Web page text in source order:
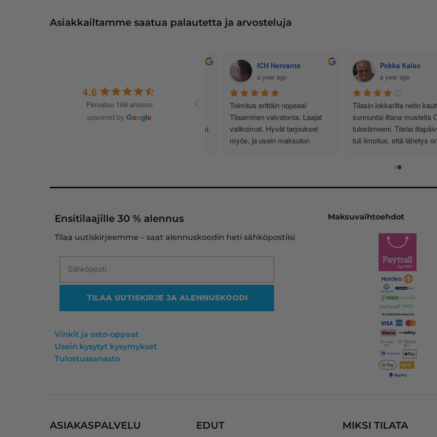
Asiakkailtamme saatua palautetta ja arvosteluja
4.6
Perustuu 169 arvioon
powered by Google
Jussi Käteinen
11 months ago
Asiallisen tuntuinen kauppa, ei
turhia härpäkkeitä, vaan sitä
mitä nimi lupaa! Täältä haen
jatkossa. Ps. Hinnat kohillaan.
Senja Bunda
a year ago
Minulla yksityishenkilönä
tulostimen käyttö on vähäistä.
Yksi kasetti riittää noin
Vähän kauhulla ajattelen
edelleen oikean ja tulostimeeni
heidän sivujensa kautta uuden
vastaavan. Tulostinmerkkien
sekä kasettien runsaus on
viidakko, missä en halua rämpiä.
Siksi on olemassa tällekin
saralla ammattilaiset.
Vaikka mustakasetin koodi olikin
reilussa vuodessa muuttunut,
heidän ohjelmansa ehdotti
oikeaa vastaavaa yhteensopivaa
kasettia, jonka myös uskalsin
Ensitilaajille 30 % alennus
Tilaa uutiskirjeemme – saat alennuskoodin heti sähköpostiisi
TILAA UUTISKIRJE JA ALENNUSKOODI
Vinkit ja osto-oppaat
Usein kysytyt kysymykset
Tulostussanasto
Maksuvaihtoehdot
ASIAKASPALVELU EDUT
MIKSI TILATA